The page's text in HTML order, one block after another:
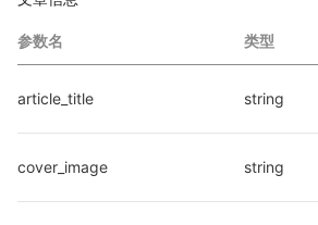
参数名 类型
article_title string
cover_image string